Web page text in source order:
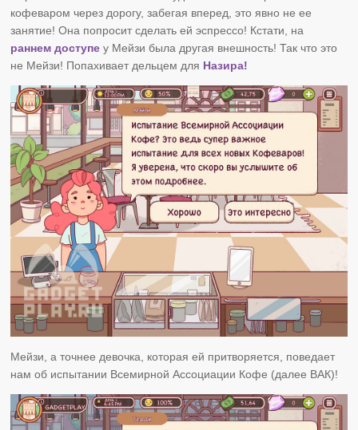
кофеваром через дорогу, забегая вперед, это явно не ее
занятие! Она попросит сделать ей эспрессо! Кстати, на
раннем доступе у Мейзи была другая внешность! Так что это
не Мейзи! Попахивает дельцем для Назира!
Мейзи, а точнее девочка, которая ей притворяется, поведает
нам об испытании Всемирной Ассоциации Кофе (далее ВАК)!